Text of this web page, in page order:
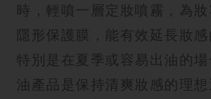
時，輕噴一層定妝噴霧，為
隱形保護膜，能有效延長妝感
特別是在夏季或容易出油的
油產品是保持清爽妝感的理